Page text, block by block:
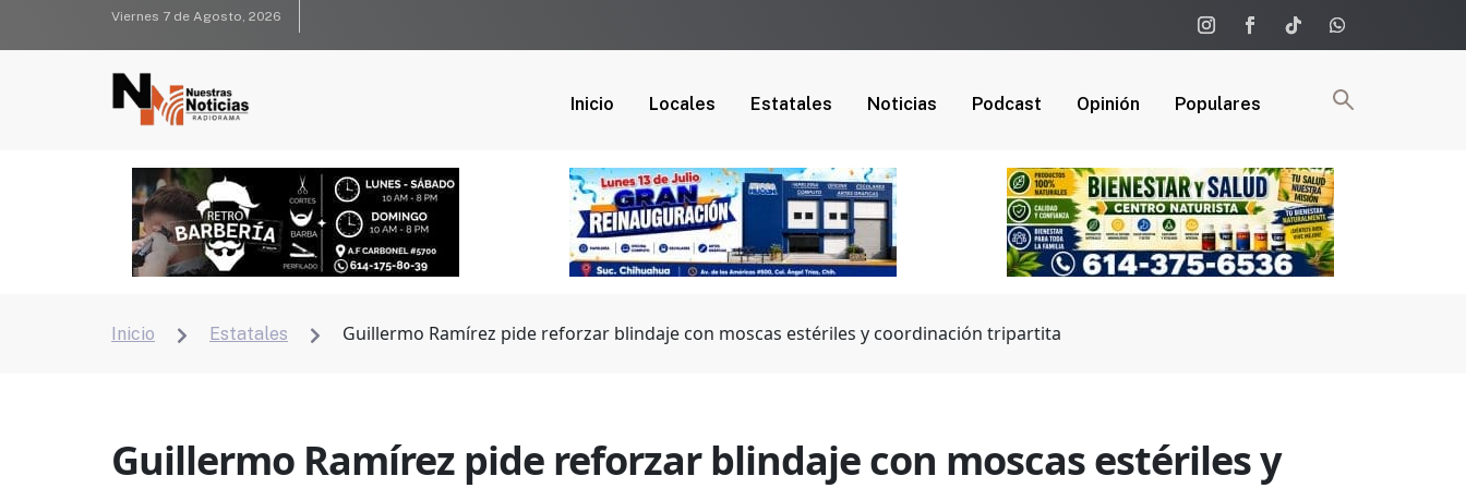
Viernes 7 de Agosto, 2026
Inicio Locales Estatales Noticias Podcast Opinión Populares
Inicio  Estatales  Guillermo Ramírez pide reforzar blindaje con moscas estériles y coordinación tripartita
Guillermo Ramírez pide reforzar blindaje con moscas estériles y